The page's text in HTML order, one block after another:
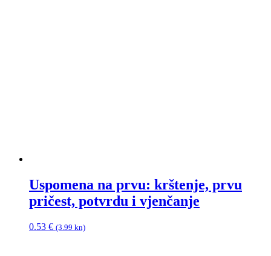
Uspomena na prvu: krštenje, prvu
pričest, potvrdu i vjenčanje
0.53 € (3.99 kn)